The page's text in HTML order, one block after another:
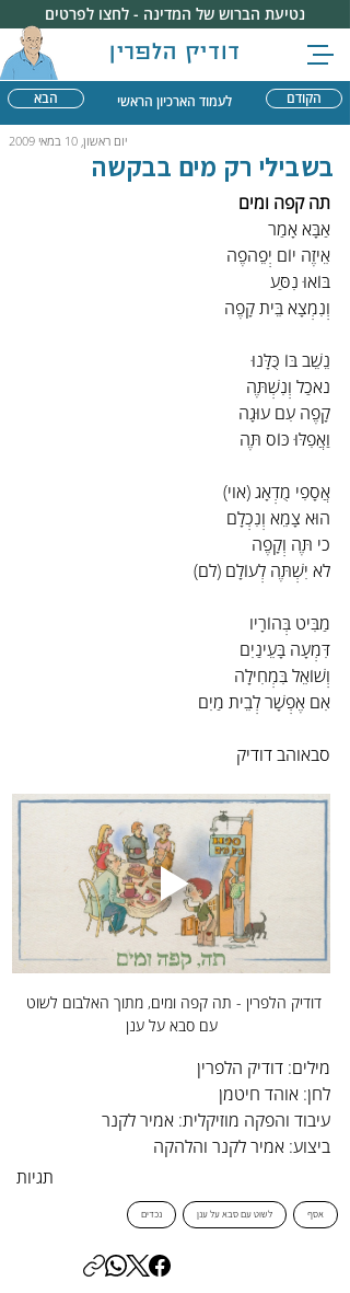
דודיק הלפרין
נטיעת הברוש של המדינה - לחצו לפרטים
הבא הקודם לעמוד הארכיון הראשי
יום ראשון, 10 במאי 2009
בשבילי רק מים בבקשה
תה קפה ומים
אַבָּא אָמַר
אֵיזֶה יוֹם יְפֵהפֶה
בּוֹאוּ נִסַּע
וְנִמְצָא בֵּית קָפֶה
נֵשֵׁב בּוֹ כֻּלָּנוּ
נֹאכַל וְנִשְׁתֶּה
קָפֶה עִם עוּגָה
וַאֲפִלּוּ כּוֹס תֶּה
אֲסָפִי מֻדְאָג (אוי)
הוּא צָמֵא וְנִכְלָם
כי תֶּה וְקָפֶה
לֹא יִשְׁתֶּה לְעוֹלָם (לם)
מַבִּיט בְּהוֹרָיו
דִּמְעָה בָּעֵינַיִם
וְשׁוֹאֵל בִּמְחִילָה
אִם אֶפְשָׁר לְבֵית מַיִם
סבאוהב דודיק
דודיק הלפרין - תה קפה ומים, מתוך האלבום לשוט
עם סבא על ענן
מילים: דודיק הלפרין
לחן: אוהד חיטמן
עיבוד והפקה מוזיקלית: אמיר לקנר
ביצוע: אמיר לקנר והלהקה
תגיות
אסף לשוט עם סבא על ענן נכדים